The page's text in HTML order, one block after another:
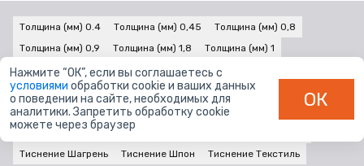
Тиснение Гладкое матовое Тиснение Гладкое
Тиснение Классическое матовое
Тиснение Ламель
Тиснение Лофт
Тиснение Некст
Тиснение Шагрень
Тиснение Шпон Тиснение Текстиль
Толщина (мм) 0.4 Толщина (мм) 0,45
Толщина (мм) 0,8
Толщина (мм) 0,9
Толщина (мм) 1,8
Толщина (мм) 1
Толщина (мм) 2
Нажмите “ОК”, если вы соглашаетесь с
условиями обработки cookie и ваших данных
о поведении на сайте, необходимых для
аналитики. Запретить обработку cookie
можете через браузер
ОК